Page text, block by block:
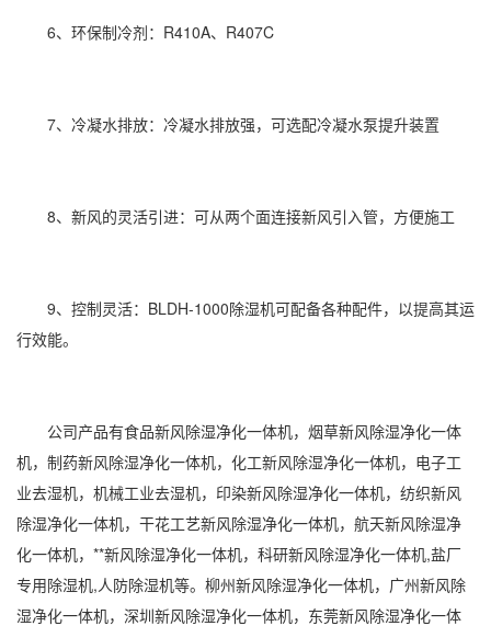
6、环保制冷剂：R410A、R407C
7、冷凝水排放：冷凝水排放强，可选配冷凝水泵提升装置
8、新风的灵活引进：可从两个面连接新风引入管，方便施工
9、控制灵活：BLDH-1000除湿机可配备各种配件，以提高其运
行效能。
公司产品有食品新风除湿净化一体机，烟草新风除湿净化一体
机，制药新风除湿净化一体机，化工新风除湿净化一体机，电子工
业去湿机，机械工业去湿机，印染新风除湿净化一体机，纺织新风
除湿净化一体机，干花工艺新风除湿净化一体机，航天新风除湿净
化一体机，**新风除湿净化一体机，科研新风除湿净化一体机,盐厂
专用除湿机,人防除湿机等。柳州新风除湿净化一体机，广州新风除
湿净化一体机，深圳新风除湿净化一体机，东莞新风除湿净化一体